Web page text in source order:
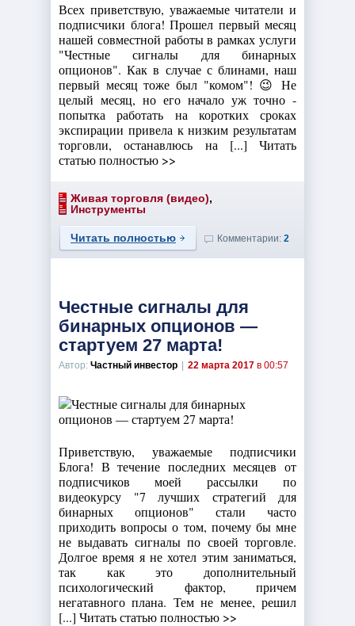
Всех приветствую, уважаемые читатели и
подписчики блога! Прошел первый месяц
нашей совместной работы в рамках услуги
"Честные сигналы для бинарных
опционов". Как в случае с блинами, наш
первый месяц тоже был "комом"! 😉 Не
целый месяц, но его начало уж точно -
попытка работать на коротких сроках
экспирации привела к низким результатам
торговли, останавлюсь на [...] Читать
статью полностью >>
Живая торговля (видео),
Инструменты
Читать полностью Комментарии: 2
Честные сигналы для
бинарных опционов —
стартуем 27 марта!
Автор: Частный инвестор 22 марта 2017 в 00:57
Приветствую, уважаемые подписчики
Блога! В течение последних месяцев от
подписчиков моей рассылки по
видеокурсу "7 лучших стратегий для
бинарных опционов" стали часто
приходить вопросы о том, почему бы мне
не выдавать сигналы по своей торговле.
Долгое время я не хотел этим заниматься,
так как это дополнительный
психологический фактор, причем
негатавного плана. Тем не менее, решил
[...] Читать статью полностью >>